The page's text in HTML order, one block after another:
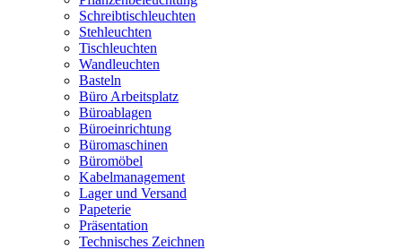
Schreibtischleuchten
Stehleuchten
Tischleuchten
Wandleuchten
Basteln
Büro Arbeitsplatz
Büroablagen
Büroeinrichtung
Büromaschinen
Büromöbel
Kabelmanagement
Lager und Versand
Papeterie
Präsentation
Technisches Zeichnen